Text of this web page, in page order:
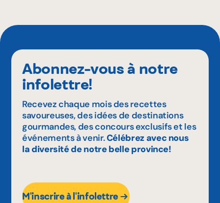
EN
Abonnez-vous à notre
infolettre!
Recevez chaque mois des recettes
savoureuses, des idées de destinations
gourmandes, des concours exclusifs et les
événements à venir.Célébrez avec nous
la diversité de notre belle province!
M'inscrire à l'infolettre